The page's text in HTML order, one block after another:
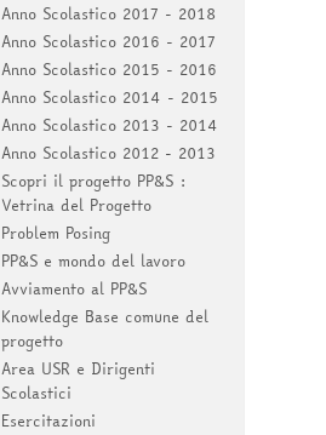
Anno Scolastico 2017 - 2018
Anno Scolastico 2016 - 2017
Anno Scolastico 2015 - 2016
Anno Scolastico 2014 - 2015
Anno Scolastico 2013 - 2014
Anno Scolastico 2012 - 2013
Scopri il progetto PP&S :
Vetrina del Progetto
Problem Posing
PP&S e mondo del lavoro
Avviamento al PP&S
Knowledge Base comune del
progetto
Area USR e Dirigenti
Scolastici
Esercitazioni